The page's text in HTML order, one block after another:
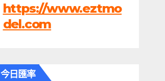
https://www.eztmo
del.com
今日匯率